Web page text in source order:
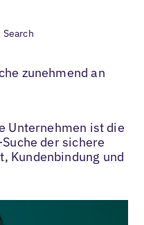
Search
zunehmend an
Unternehmen ist die
der sichere
Kundenbindung und